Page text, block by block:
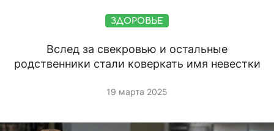
ЗДОРОВЬЕ
Вслед за свекровью и остальные
родственники стали коверкать имя невестки
19 марта 2025